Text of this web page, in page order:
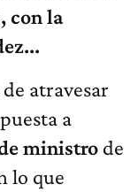
con la
atravesar
a
ministro de
lo que